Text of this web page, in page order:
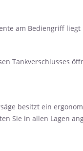
am Bediengriff
besitzt ein
Sie in allen Lagen